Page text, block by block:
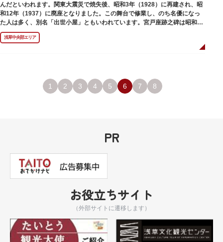
んだといわれます。関東大震災で焼失後、昭和3年（1928）に再建され、昭
和12年（1937）に廃座となりました。この舞台で修業し、のち名優になっ
た人は多く、別名「出世小屋」ともいわれています。宮戸座跡之碑は昭和53
年（1978）に建てられました。
浅草中央部エリア
1 2 3 4 5 6 7 8
PR
お役立ちサイト
（外部サイトに遷移します）